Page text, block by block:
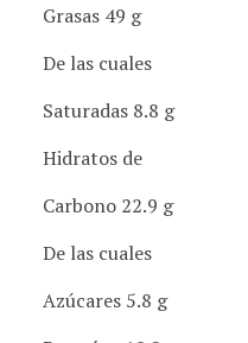
Grasas 49 g
De las cuales
Saturadas 8.8 g
Hidratos de
Carbono 22.9 g
De las cuales
Azúcares 5.8 g